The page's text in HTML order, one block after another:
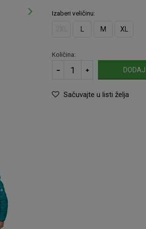
Izaberi veličinu:
M XL
Količina:
Sačuvajte u listi želja